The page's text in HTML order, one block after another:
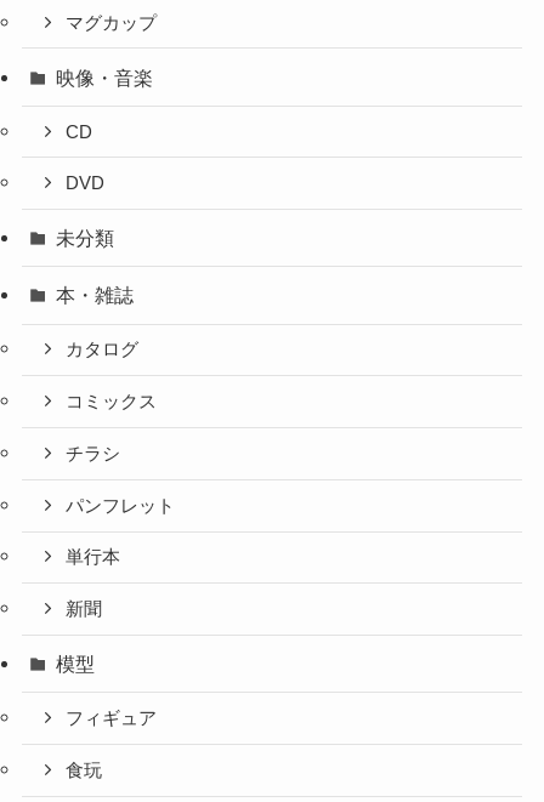
マグカップ
映像・音楽
CD
DVD
未分類
本・雑誌
カタログ
コミックス
チラシ
パンフレット
単行本
新聞
模型
フィギュア
食玩